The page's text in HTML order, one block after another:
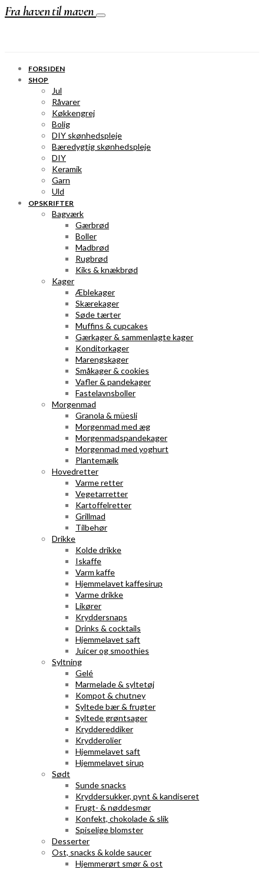
Fra haven til maven
FORSIDEN
SHOP
Jul
Råvarer
Køkkengrej
Bolig
DIY skønhedspleje
Bæredygtig skønhedspleje
DIY
Keramik
Garn
Uld
OPSKRIFTER
Bagværk
Gærbrød
Boller
Madbrød
Rugbrød
Kiks & knækbrød
Kager
Æblekager
Skærekager
Søde tærter
Muffins & cupcakes
Gærkager & sammenlagte kager
Konditorkager
Marengskager
Småkager & cookies
Vafler & pandekager
Fastelavnsboller
Morgenmad
Granola & müesli
Morgenmad med æg
Morgenmadspandekager
Morgenmad med yoghurt
Plantemælk
Hovedretter
Varme retter
Vegetarretter
Kartoffelretter
Grillmad
Tilbehør
Drikke
Kolde drikke
Iskaffe
Varm kaffe
Hjemmelavet kaffesirup
Varme drikke
Likører
Kryddersnaps
Drinks & cocktails
Hjemmelavet saft
Juicer og smoothies
Syltning
Gelé
Marmelade & syltetøj
Kompot & chutney
Syltede bær & frugter
Syltede grøntsager
Kryddereddiker
Krydderolier
Hjemmelavet saft
Hjemmelavet sirup
Sødt
Sunde snacks
Kryddersukker, pynt & kandiseret
Frugt- & nøddesmør
Konfekt, chokolade & slik
Spiselige blomster
Desserter
Ost, snacks & kolde saucer
Hjemmerørt smør & ost